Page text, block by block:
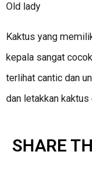
Old lady
Kaktus yang
kepala sangat
terlihat cantic dan
dan letakkan
SHARE